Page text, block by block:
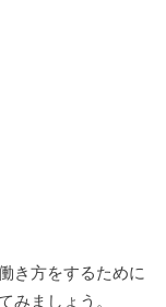
き方をするために
みましょう。